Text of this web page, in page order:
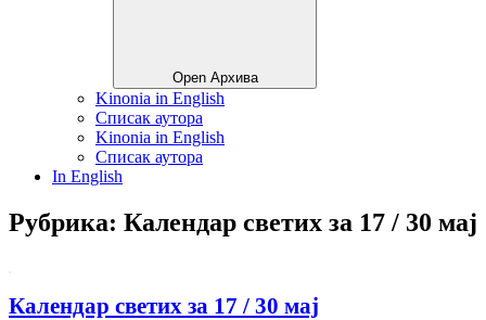
Open Архива
Kinonia in English
Списак аутора
Kinonia in English
Списак аутора
In English
Рубрика: Календар светих за 17 / 30 мај
Календар светих за 17 / 30 мај